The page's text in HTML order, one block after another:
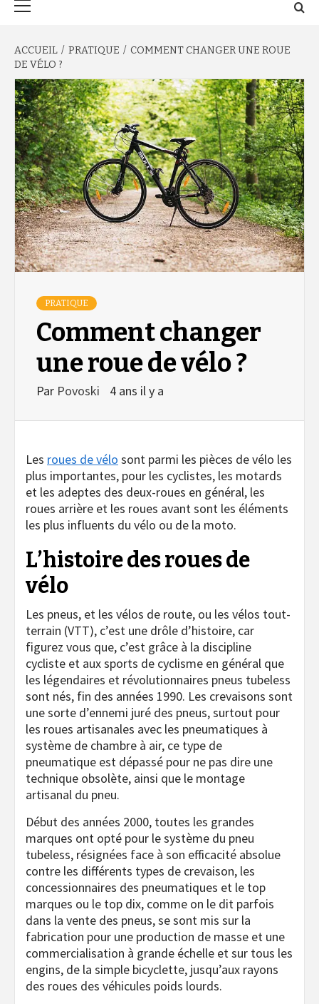
ACCUEIL PRATIQUE
COMMENT CHANGER UNE ROUE
DE VÉLO ?
PRATIQUE
Comment changer
une roue de vélo ?
Par Povoski 4 ans il y a
Les roues de vélo sont parmi les pièces de vélo les
plus importantes, pour les cyclistes, les motards
et les adeptes des deux-roues en général, les
roues arrière et les roues avant sont les éléments
les plus influents du vélo ou de la moto.
L’histoire des roues de
vélo
Les pneus, et les vélos de route, ou les vélos tout-
terrain (VTT), c’est une drôle d’histoire, car
figurez vous que, c’est grâce à la discipline
cycliste et aux sports de cyclisme en général que
les légendaires et révolutionnaires pneus tubeless
sont nés, fin des années 1990. Les crevaisons sont
une sorte d’ennemi juré des pneus, surtout pour
les roues artisanales avec les pneumatiques à
système de chambre à air, ce type de
pneumatique est dépassé pour ne pas dire une
technique obsolète, ainsi que le montage
artisanal du pneu.
Début des années 2000, toutes les grandes
marques ont opté pour le système du pneu
tubeless, résignées face à son efficacité absolue
contre les différents types de crevaison, les
concessionnaires des pneumatiques et le top
marques ou le top dix, comme on le dit parfois
dans la vente des pneus, se sont mis sur la
fabrication pour une production de masse et une
commercialisation à grande échelle et sur tous les
engins, de la simple bicyclette, jusqu’aux rayons
des roues des véhicules poids lourds.